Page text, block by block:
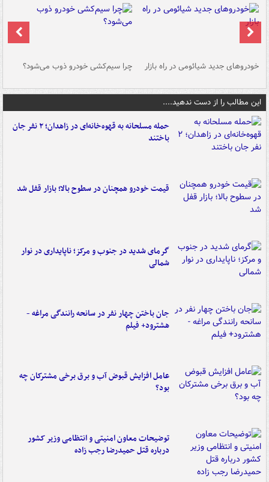
خودروهای جدید شیائومی در راه بازار چرا سیم‌کشی خودرو ذوب می‌شود؟
این مطالب را از دست ندهید....
حمله مسلحانه به قهوه‌خانه‌ای در زاهدان؛ ۲ نفر جان
باختند
قیمت خودرو همچنان در سطوح بالا؛ بازار قفل شد
گرمای شدید در جنوب و مرکز؛ ناپایداری در نوار
شمالی
جان باختن چهار نفر در سانحه رانندگی مراغه -
هشترود+ فیلم
عامل افزایش قبوض آب و برق برخی مشترکان چه
بود؟
توضیحات معاون امنیتی و انتظامی وزیر کشور
درباره قتل حمیدرضا رجب زاده